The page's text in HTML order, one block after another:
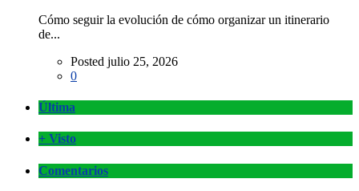
Cómo seguir la evolución de cómo organizar un itinerario
de...
Posted julio 25, 2026
0
Última
+ Visto
Comentarios